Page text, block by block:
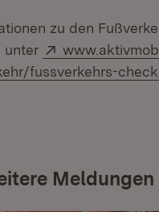
zu den
unter
Extern:
fussverkehrs-
Meldungen